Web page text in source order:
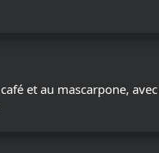
et au mascarpone,